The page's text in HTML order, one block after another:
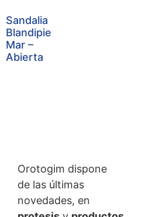
Sandalia
Blandipie
Mar –
Abierta
Orotogim dispone
de las últimas
novedades, en